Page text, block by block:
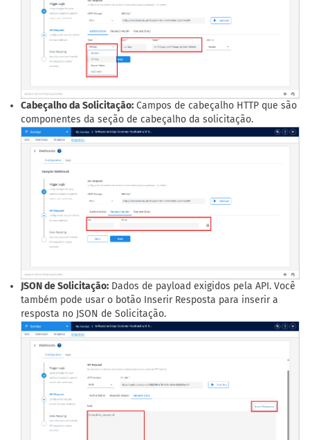
Cabeçalho da Solicitação: Campos de cabeçalho HTTP que são
componentes da seção de cabeçalho da solicitação.
JSON de Solicitação: Dados de payload exigidos pela API. Você
também pode usar o botão Inserir Resposta para inserir a
resposta no JSON de Solicitação.